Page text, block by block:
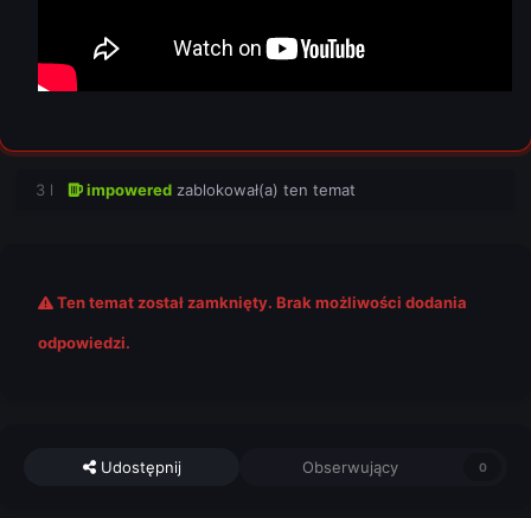
3 l impowered zablokował(a) ten temat
Ten temat został zamknięty. Brak możliwości dodania
odpowiedzi.
Udostępnij Obserwujący 0